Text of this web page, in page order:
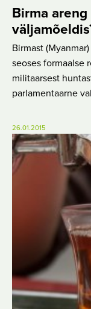
Birma
Birmast
seoses formaalse
militaarsest
parlamentaarne
26.01.2015